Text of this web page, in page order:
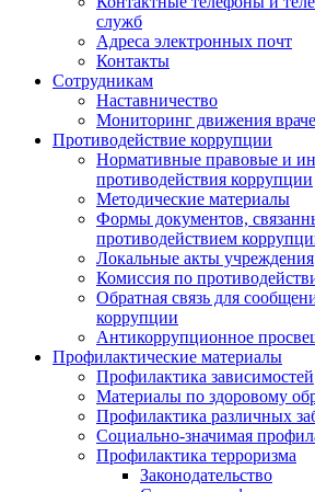
служб
Адреса электронных почт
Контакты
Сотрудникам
Наставничество
Мониторинг движения
Противодействие коррупции
Нормативные правовые и
противодействия коррупции
Методические материалы
Формы документов,
противодействием
Локальные акты учреждения
Комиссия по
Обратная связь для
коррупции
Антикоррупционное
Профилактические материалы
Профилактика зависимостей
Материалы по здоровому
Профилактика различных
Социально-значимая
Профилактика терроризма
Законодательство